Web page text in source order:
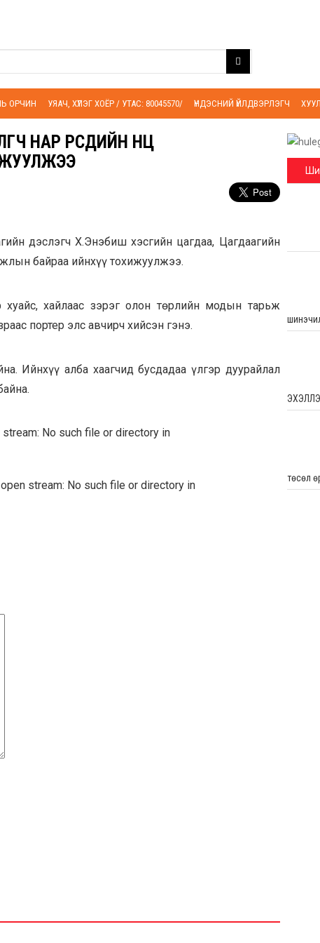
ОРЧИН УЯАЧ, ХҮЛЭГ ХОЁР / УТАС: 80045570/ ҮНДЭСНИЙ ҮЙЛДВЭРЛЭГЧ
НАР ӨӨРСДИЙН НӨӨЦ
дэслэгч Х.Энэбиш хэсгийн цагдаа, Цагдаагийн
байраа ийнхүү тохижуулжээ.
хайлаас зэрэг олон төрлийн модын тарьж
портер элс авчирч хийсэн гэнэ.
Ийнхүү алба хаагчид бусдадаа үлгэр дуурайлал
No such file or directory in
stream: No such file or directory in
төсөл